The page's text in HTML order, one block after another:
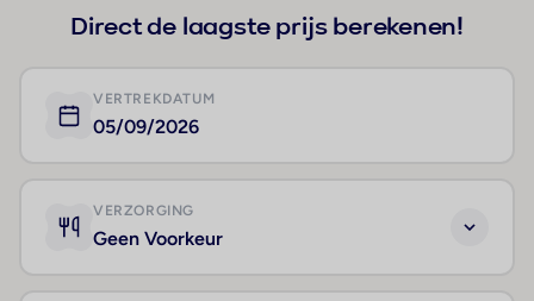
Direct de laagste prijs berekenen!
VERTREKDATUM
05/09/2026
VERZORGING
Geen Voorkeur